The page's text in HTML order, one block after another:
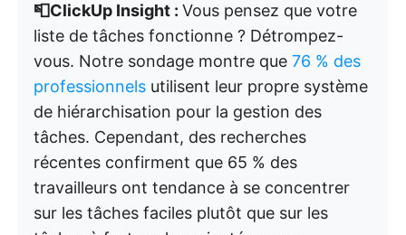
📮ClickUp Insight : Vous pensez que votre
liste de tâches fonctionne ? Détrompez-
vous. Notre sondage montre que 76 % des
professionnels utilisent leur propre système
de hiérarchisation pour la gestion des
tâches. Cependant, des recherches
récentes confirment que 65 % des
travailleurs ont tendance à se concentrer
sur les tâches faciles plutôt que sur les